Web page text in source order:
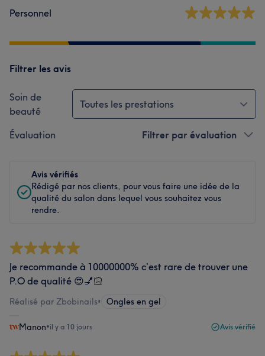
Personnel
Filtrer les avis
Soin de
beauté
Toutes les prestations
Évaluation Filtrer par évaluation
Avis vérifiés
Rédigé par nos clients, pour vous faire une idée de la
qualité du salon dans lequel vous souhaitez vous
rendre.
Je recommande à 10000000% c’est rare de trouver une
P.O de qualité 😍💅🏻
Réalisé par Zbobinails• Ongles en gel
Manon•il y a 10 jours Avis vérifié